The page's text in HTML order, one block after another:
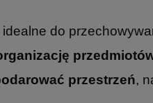
idealne do
przestrzeń,